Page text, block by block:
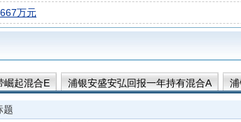
万元
崛起混合E 浦银安盛安弘回报一年持有混合A
题